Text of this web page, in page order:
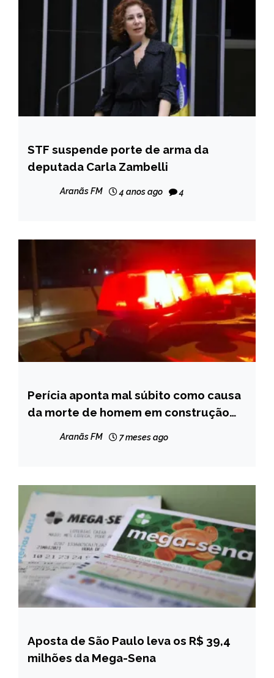
BRASIL
NOTÍCIAS
STF suspende porte de arma da
deputada Carla Zambelli
Aranãs FM 4 anos ago 4
MINAS
GERAIS
NOTÍCIAS
Perícia aponta mal súbito como causa
da morte de homem em construção
Aranãs FM 7 meses ago
BRASIL
NOTÍCIAS
Aposta de São Paulo leva os R$ 39,4
milhões da Mega-Sena